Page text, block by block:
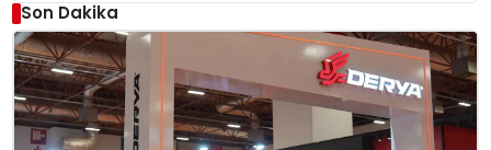
Son Dakika